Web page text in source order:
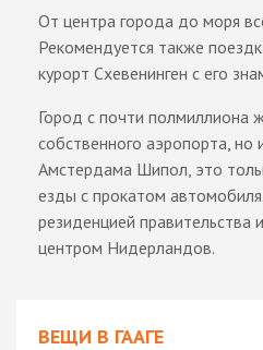
От центра города до моря
Рекомендуется также
курорт Схевенинген с его
Город с почти полмиллиона
собственного аэропорта, но
Амстердама Шипол, это
езды с прокатом автомобиля.
резиденцией правительства
центром Нидерландов.
ВЕЩИ В ГААГЕ